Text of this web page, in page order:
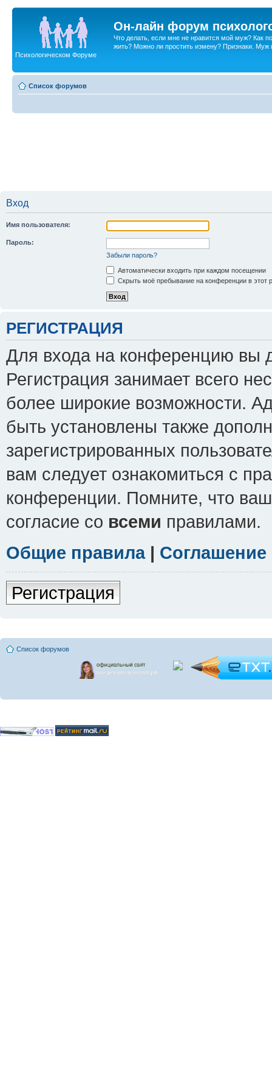
Он-лайн форум
Что делать, если мне не нравится мой муж? Как
жить? Можно ли простить измену? Признаки. Муж
Психологическом Форуме
Список форумов
Вход
Имя пользователя:
Пароль:
Забыли пароль?
Автоматически входить при каждом посещении
Скрыть моё пребывание на конференции в этот
РЕГИСТРАЦИЯ
Для входа на конференцию вы
Регистрация занимает всего
более широкие возможности.
быть установлены также
зарегистрированных
вам следует ознакомиться с
конференции. Помните, что
согласие со всеми правилами.
Общие правила|
Регистрация
Список форумов